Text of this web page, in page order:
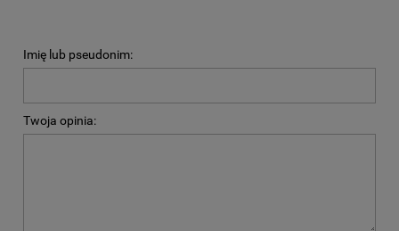
Imię lub pseudonim:
Twoja opinia: